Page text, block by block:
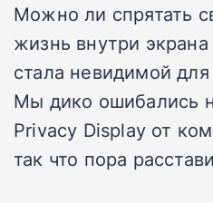
Можно ли спрятать
жизнь внутри
стала невидимой
Мы дико ошибались
Privacy Display от
так что пора